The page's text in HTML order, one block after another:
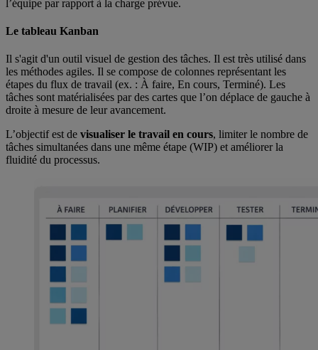
l’équipe par rapport à la charge prévue.
Le tableau Kanban
Il s'agit d'un outil visuel de gestion des tâches. Il est très utilisé dans
les méthodes agiles. Il se compose de colonnes représentant les
étapes du flux de travail (ex. : À faire, En cours, Terminé). Les
tâches sont matérialisées par des cartes que l’on déplace de gauche à
droite à mesure de leur avancement.
L’objectif est de visualiser le travail en cours, limiter le nombre de
tâches simultanées dans une même étape (WIP) et améliorer la
fluidité du processus.